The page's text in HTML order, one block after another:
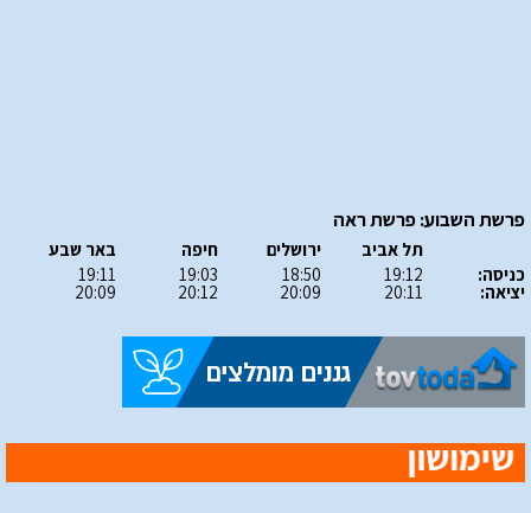
פרשת השבוע: פרשת ראה
כניסה:
יציאה:
תל אביב
19:12
20:11
ירושלים
18:50
20:09
חיפה
19:03
20:12
באר שבע
19:11
20:09